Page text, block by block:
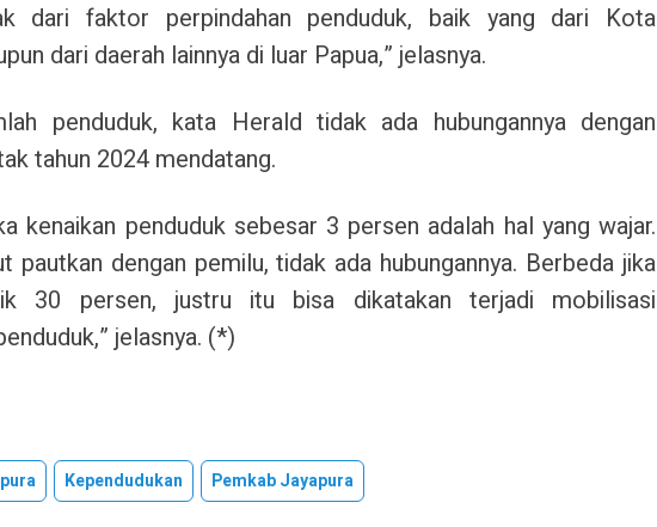
dari faktor perpindahan penduduk, baik yang dari Kota
dari daerah lainnya di luar Papua,” jelasnya.
penduduk, kata Herald tidak ada hubungannya dengan
tahun 2024 mendatang.
kenaikan penduduk sebesar 3 persen adalah hal yang wajar.
pautkan dengan pemilu, tidak ada hubungannya. Berbeda jika
30 persen, justru itu bisa dikatakan terjadi mobilisasi
jelasnya. (*)
Kependudukan Pemkab Jayapura